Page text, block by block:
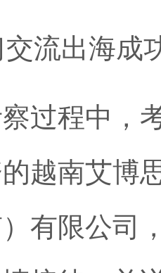
出海成
程中，考
越南艾博
有限公司